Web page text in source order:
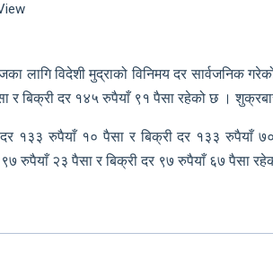
लागि विदेशी मुद्राको विनिमय दर
र बिक्री दर १४५ रुपैयाँ ९१ पैसा रहेको छ ।
१३३ रुपैयाँ १० पैसा र बिक्री दर १३३ रुपैयाँ
रुपैयाँ २३ पैसा र बिक्री दर ९७ रुपैयाँ ६७ पैसा